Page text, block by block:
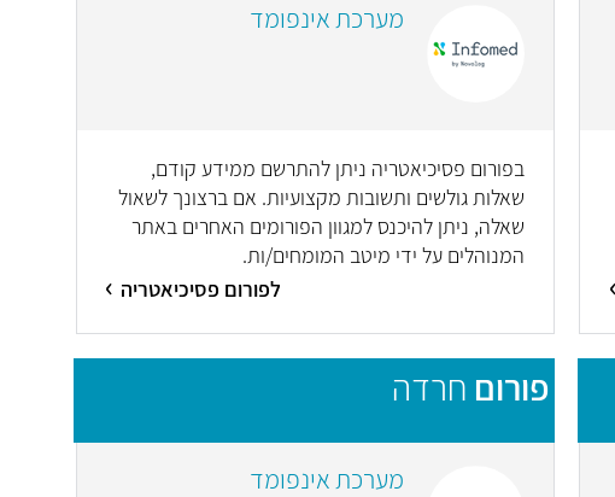
מערכת אינפומד
בפורום פסיכיאטריה ניתן להתרשם ממידע קודם,
שאלות גולשים ותשובות מקצועיות. אם ברצונך לשאול
שאלה, ניתן להיכנס למגוון הפורומים האחרים באתר
המנוהלים על ידי מיטב המומחים/ות.
לפורום פסיכיאטריה
פורום חרדה
מערכת אינפומד